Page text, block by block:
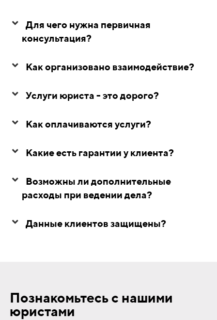
Для чего нужна первичная
консультация?
Как организовано взаимодействие?
Услуги юриста - это дорого?
Как оплачиваются услуги?
Какие есть гарантии у клиента?
Возможны ли дополнительные
расходы при ведении дела?
Данные клиентов защищены?
Познакомьтесь с нашими
юристами